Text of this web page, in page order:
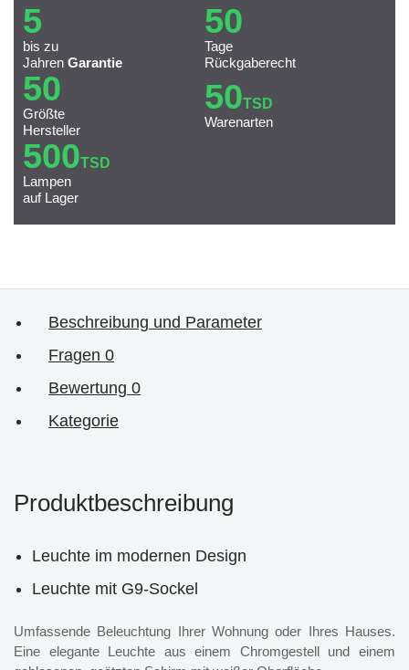
5
bis zu
Jahren Garantie
50
Tage
Rückgaberecht
50
Größte
Hersteller
50TSD
Warenarten
500TSD
Lampen
auf Lager
Beschreibung und Parameter
Fragen 0
Bewertung 0
Kategorie
Produktbeschreibung
Leuchte im modernen Design
Leuchte mit G9-Sockel
Umfassende Beleuchtung Ihrer Wohnung oder Ihres Hauses.
Eine elegante Leuchte aus einem Chromgestell und einem